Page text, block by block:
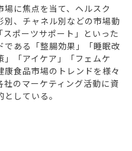
に焦点を当て、ヘルスク
別、チャネル別などの市場動
ポーツサポート」といった
である「整腸効果」「睡眠改
「アイケア」「フェムケ
食品市場のトレンドを様々
のマーケティング活動に資
している。